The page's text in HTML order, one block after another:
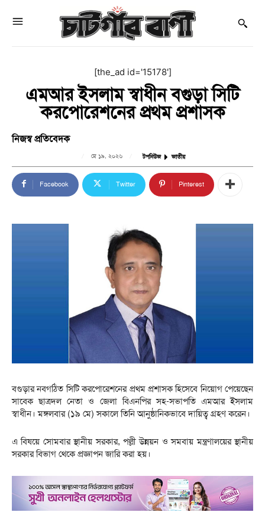
[the_ad id='15178']
এমআর ইসলাম স্বাধীন বগুড়া সিটি
করপোরেশনের প্রথম প্রশাসক
নিজস্ব প্রতিবেদক
মে ১৯, ২০২৬ টপনিউজ জাতীয়
Facebook Twitter Pinterest
বগুড়ার নবগঠিত সিটি করপোরেশনের প্রথম প্রশাসক হিসেবে নিয়োগ পেয়েছেন
সাবেক ছাত্রদল নেতা ও জেলা বিএনপির সহ-সভাপতি এমআর ইসলাম
স্বাধীন। মঙ্গলবার (১৯ মে) সকালে তিনি আনুষ্ঠানিকভাবে দায়িত্ব গ্রহণ করেন।
এ বিষয়ে সোমবার স্থানীয় সরকার, পল্লী উন্নয়ন ও সমবায় মন্ত্রণালয়ের স্থানীয়
সরকার বিভাগ থেকে প্রজ্ঞাপন জারি করা হয়।